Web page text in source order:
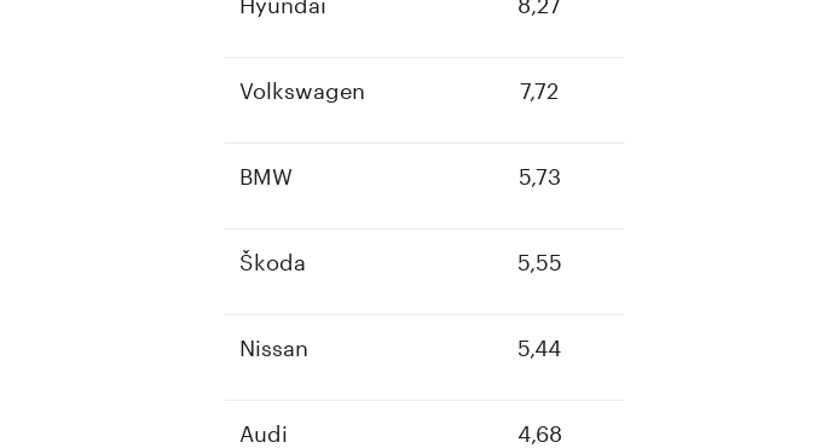
Volkswagen 7,72
BMW 5,73
Škoda 5,55
Nissan 5,44
Audi 4,68